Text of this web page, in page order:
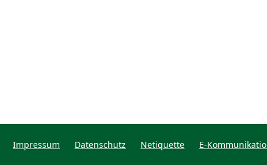
Impressum Datenschutz Netiquette E-